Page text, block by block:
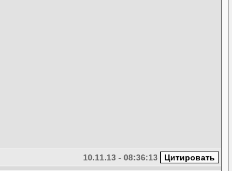
10.11.13 - 08:36:13